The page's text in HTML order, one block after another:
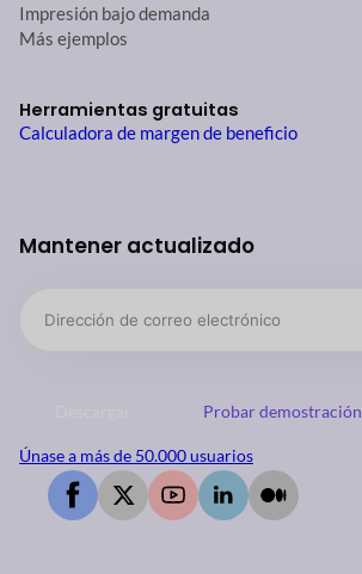
Impresión bajo demanda
Más ejemplos
Herramientas gratuitas
Calculadora de margen de beneficio
Mantener actualizado
Probar demostración
Únase a más de 50.000 usuarios